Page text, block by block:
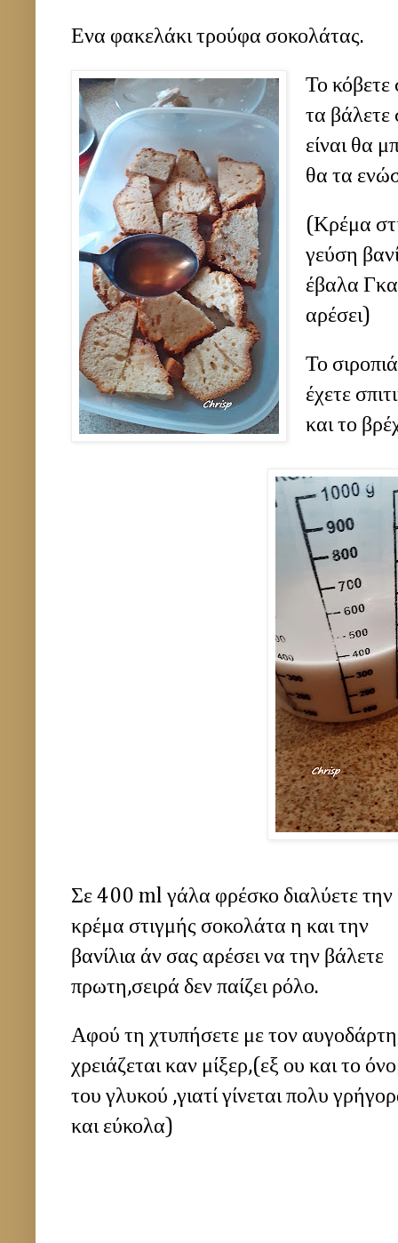
Ενα φακελάκι τρούφα σοκολάτας.
Το κόβετε
τα βάλετε
είναι θα
θα τα
(Κρέμα
γεύση
έβαλα
αρέσει)
Το
έχετε
και το
Σε 400 ml γάλα φρέσκο διαλύετε την
κρέμα στιγμής σοκολάτα η και την
βανίλια άν σας αρέσει να την βάλετε
πρωτη,σειρά δεν παίζει ρόλο.
Αφού τη χτυπήσετε με τον
χρειάζεται καν μίξερ,(εξ ου και το
του γλυκού ,γιατί γίνεται πολυ
και εύκολα)